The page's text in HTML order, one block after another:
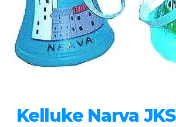
Kelluke Narva JKS